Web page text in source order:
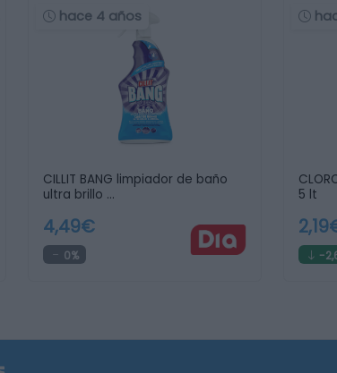
hace 4 años
CILLIT BANG limpiador de baño
ultra brillo …
4,49€
0%
5 lt
-